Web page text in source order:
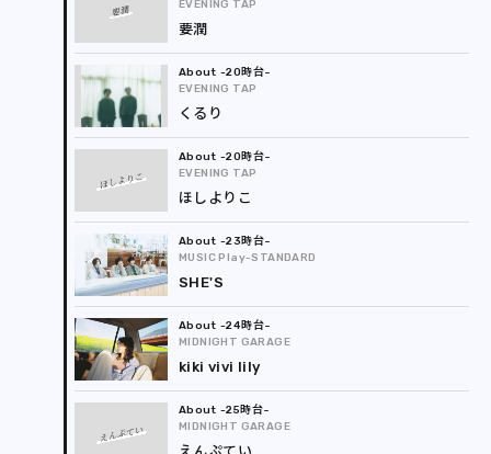
要潤
EVENING TAP
要潤
-20時台
EVENING TAP
くるり
ほしよりこ
-20時台
EVENING TAP
ほしよりこ
-23時台
MUSIC Play-STANDARD
SHE'S
-24時台
MIDNIGHT GARAGE
kiki vivi lily
えんぷてい
-25時台
MIDNIGHT GARAGE